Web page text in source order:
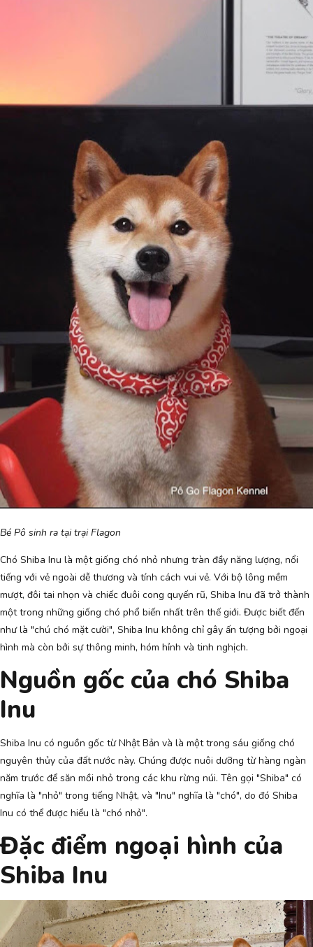
Bé Pô sinh ra tại trại Flagon
Chó Shiba Inu là một giống chó nhỏ nhưng tràn đầy năng lượng, nổi
tiếng với vẻ ngoài dễ thương và tính cách vui vẻ. Với bộ lông mềm
mượt, đôi tai nhọn và chiếc đuôi cong quyến rũ, Shiba Inu đã trở thành
một trong những giống chó phổ biến nhất trên thế giới. Được biết đến
như là "chú chó mặt cười", Shiba Inu không chỉ gây ấn tượng bởi ngoại
hình mà còn bởi sự thông minh, hóm hỉnh và tinh nghịch.
Nguồn gốc của chó Shiba
Inu
Shiba Inu có nguồn gốc từ Nhật Bản và là một trong sáu giống chó
nguyên thủy của đất nước này. Chúng được nuôi dưỡng từ hàng ngàn
năm trước để săn mồi nhỏ trong các khu rừng núi. Tên gọi "Shiba" có
nghĩa là "nhỏ" trong tiếng Nhật, và "Inu" nghĩa là "chó", do đó Shiba
Inu có thể được hiểu là "chó nhỏ".
Đặc điểm ngoại hình của
Shiba Inu